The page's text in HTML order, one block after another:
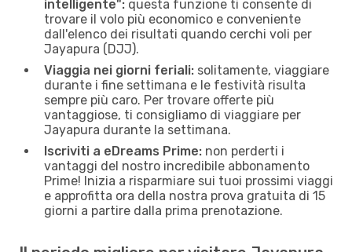
intelligente": questa funzione ti consente di
trovare il volo più economico e conveniente
dall'elenco dei risultati quando cerchi voli per
Jayapura (DJJ).
Viaggia nei giorni feriali: solitamente, viaggiare
durante i fine settimana e le festività risulta
sempre più caro. Per trovare offerte più
vantaggiose, ti consigliamo di viaggiare per
Jayapura durante la settimana.
Iscriviti a eDreams Prime: non perderti i
vantaggi del nostro incredibile abbonamento
Prime! Inizia a risparmiare sui tuoi prossimi viaggi
e approfitta ora della nostra prova gratuita di 15
giorni a partire dalla prima prenotazione.